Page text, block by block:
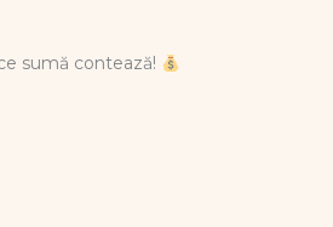
sumă contează!